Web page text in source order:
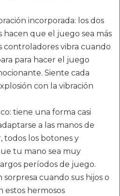
incorporada: los dos
hacen que el juego sea más
controladores vibra cuando
para hacer el juego
Siente cada
con la vibración
tiene una forma casi
a las manos de
los botones y
tu mano sea muy
períodos de juego.
sorpresa cuando sus hijos o
estos hermosos